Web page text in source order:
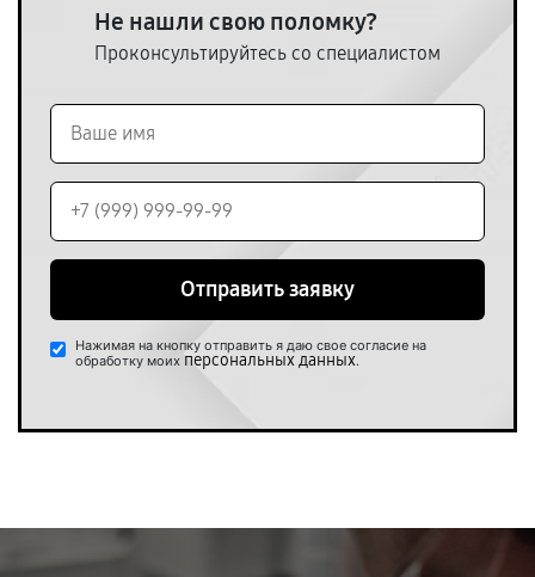
Не нашли свою поломку?
Проконсультируйтесь со специалистом
Отправить заявку
Нажимая на кнопку отправить я даю свое согласие на
обработку моих персональных данных.